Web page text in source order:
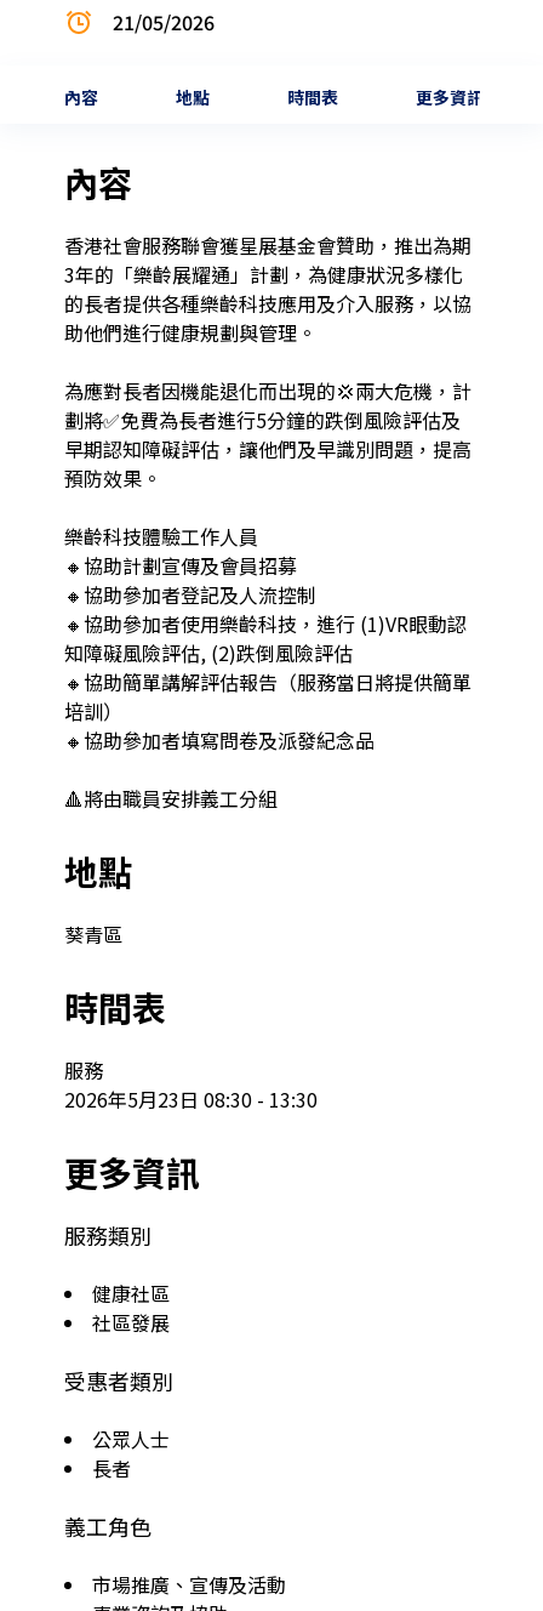
21/05/2026
內容 地點 時間表 更多資訊
內容
香港社會服務聯會獲星展基金會贊助，推出為期
3年的「樂齡展耀通」計劃，為健康狀況多樣化
的長者提供各種樂齡科技應用及介入服務，以協
助他們進行健康規劃與管理。
為應對長者因機能退化而出現的💢兩大危機，計
劃將✅免費為長者進行5分鐘的跌倒風險評估及
早期認知障礙評估，讓他們及早識別問題，提高
預防效果。
樂齡科技體驗工作人員
🔸協助計劃宣傳及會員招募
🔸協助參加者登記及人流控制
🔸協助參加者使用樂齡科技，進行 (1)VR眼動認
知障礙風險評估, (2)跌倒風險評估
🔸協助簡單講解評估報告（服務當日將提供簡單
培訓）
🔸協助參加者填寫問卷及派發紀念品
🔺將由職員安排義工分組
地點
葵青區
時間表
服務
2026年5月23日 08:30 - 13:30
更多資訊
服務類別
健康社區
社區發展
受惠者類別
公眾人士
長者
義工角色
市場推廣、宣傳及活動